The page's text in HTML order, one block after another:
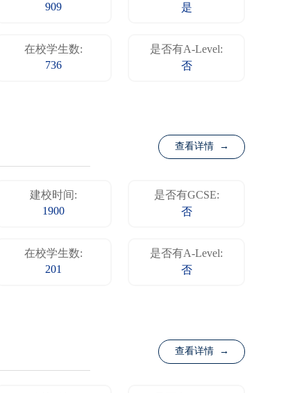
909
是
在校学生数:
736
是否有A-Level:
否
查看详情 →
建校时间:
1900
是否有GCSE:
否
在校学生数:
201
是否有A-Level:
否
查看详情 →